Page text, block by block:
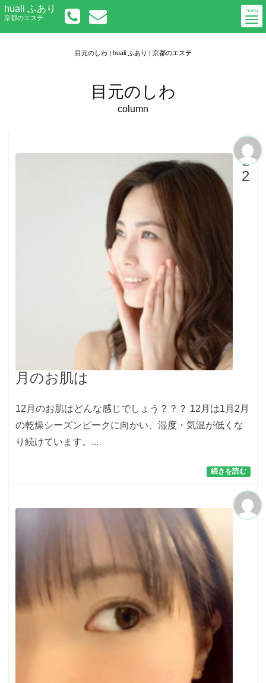
menu
huali ふあり
京都のエステ
初めての方へ
メニューについて
ご予約／お問い合わせ
目元のしわ | huali ふあり | 京都のエステ
目元のしわ
column
1
2
月のお肌は
12月のお肌はどんな感じでしょう？？？ 12月は1月2月
の乾燥シーズンピークに向かい、湿度・気温が低くな
り続けています。...
続きを読む